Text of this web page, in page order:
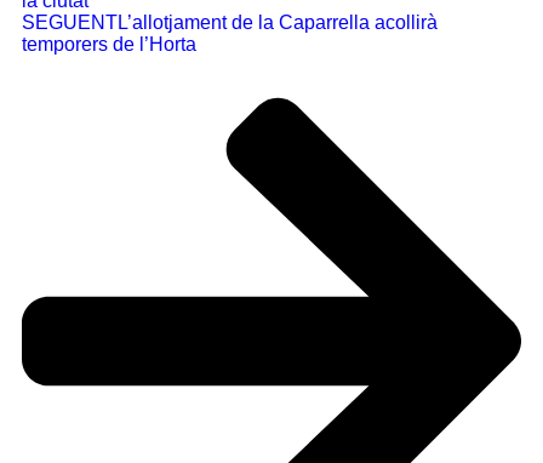
SEGUENTL’allotjament de la Caparrella acollirà
temporers de l’Horta